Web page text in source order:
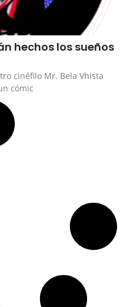
hechos los sueños
cinéfilo Mr. Bela Vhista
cómic